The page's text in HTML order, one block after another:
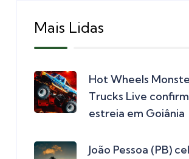
Mais Lidas
Hot Wheels
Trucks Live
estreia em Goiânia
João Pessoa (PB)